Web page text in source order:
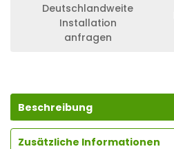
Deutschlandweite
Installation
anfragen
Beschreibung
Zusätzliche Informationen